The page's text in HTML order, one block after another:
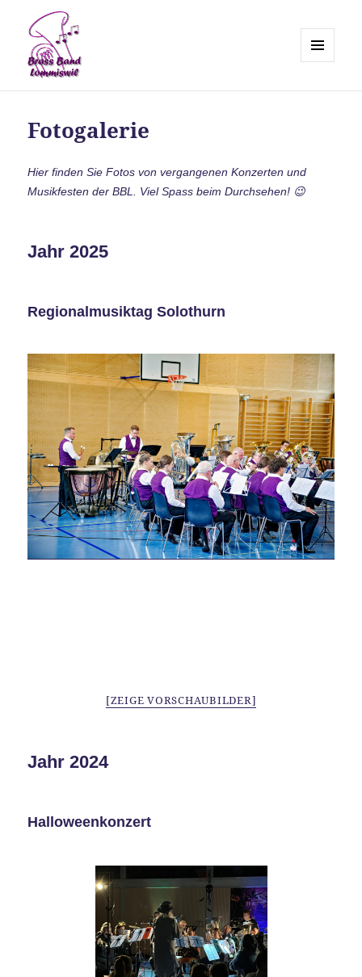
Fotogalerie
Hier finden Sie Fotos von vergangenen Konzerten und
Musikfesten der BBL. Viel Spass beim Durchsehen! 😉
Jahr 2025
Regionalmusiktag Solothurn
[ZEIGE VORSCHAUBILDER]
Jahr 2024
Halloweenkonzert